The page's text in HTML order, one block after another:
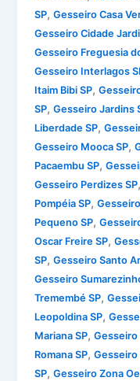
SP,Gesseiro Casa
Gesseiro Cidade
Gesseiro Freguesia
Gesseiro Interlagos
Itaim Bibi SP,
SP,Gesseiro Jardins
Liberdade SP,
Gesseiro Mooca SP,
Pacaembu SP,
Gesseiro Perdizes SP
Pompéia SP,
Pequeno SP,
Oscar Freire SP,
SP,Gesseiro Santo
Gesseiro
Tremembé SP,
Leopoldina SP,
Mariana SP,Gesseiro
Romana SP,Gesseiro
SP,Gesseiro Zona